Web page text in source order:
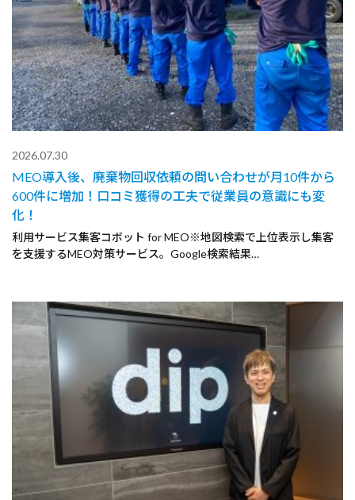
2026.07.30
MEO導入後、廃棄物回収依頼の問い合わせが月10件から
600件に増加！口コミ獲得の工夫で従業員の意識にも変
化！
利用サービス集客コボット for MEO※地図検索で上位表示し集客
を支援するMEO対策サービス。Google検索結果…